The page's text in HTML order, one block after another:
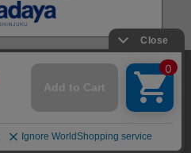
プライバシーポリシー サイトマップ